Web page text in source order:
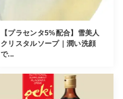
【プラセンタ5%配合】雪美人
クリスタルソープ｜潤い洗顔
で...